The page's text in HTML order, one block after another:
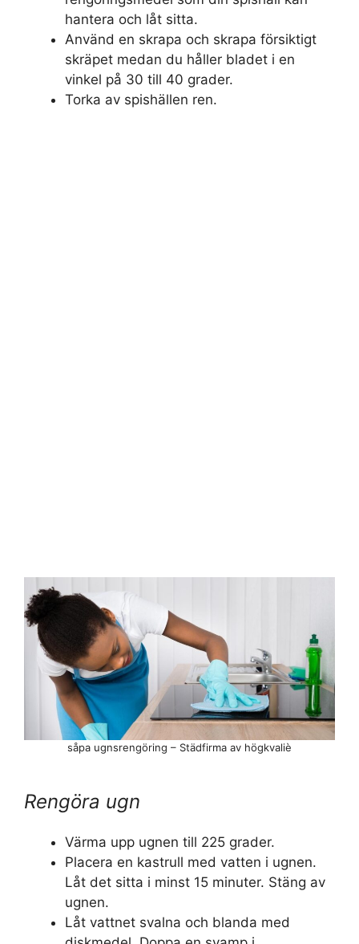
hantera och låt sitta.
Använd en skrapa och skrapa försiktigt
skräpet medan du håller bladet i en
vinkel på 30 till 40 grader.
Torka av spishällen ren.
Rengöra ugn
Värma upp ugnen till 225 grader.
Placera en kastrull med vatten i ugnen.
Låt det sitta i minst 15 minuter. Stäng av
ugnen.
Låt vattnet svalna och blanda med
såpa ugnsrengöring – Städfirma av högkvaliè